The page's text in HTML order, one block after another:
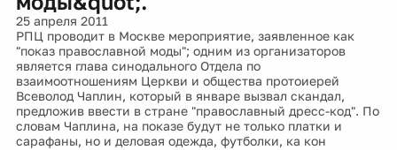
25 апреля 2011
РПЦ проводит в Москве мероприятие, заявленное как
"показ православной моды"; одним из организаторов
является глава синодального Отдела по
взаимоотношениям Церкви и общества протоиерей
Всеволод Чаплин, который в январе вызвал скандал,
предложив ввести в стране "православный дресс-код". По
словам Чаплина, на показе будут не только платки и
сарафаны, но и деловая одежда, футболки, ка кон